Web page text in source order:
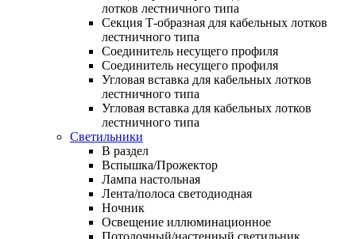
лотков лестничного типа
Секция Т-образная для кабельных лотков
лестничного типа
Соединитель несущего профиля
Соединитель несущего профиля
Угловая вставка для кабельных лотков
лестничного типа
Угловая вставка для кабельных лотков
лестничного типа
Светильники
В раздел
Вспышка/Прожектор
Лампа настольная
Лента/полоса светодиодная
Ночник
Освещение иллюминационное
Потолочный/настенный светильник